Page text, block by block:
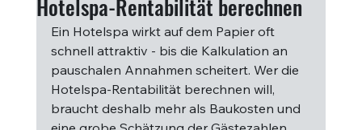
Hotelspa-Rentabilität berechnen
Ein Hotelspa wirkt auf dem Papier oft
schnell attraktiv - bis die Kalkulation an
pauschalen Annahmen scheitert. Wer die
Hotelspa-Rentabilität berechnen will,
braucht deshalb mehr als Baukosten und